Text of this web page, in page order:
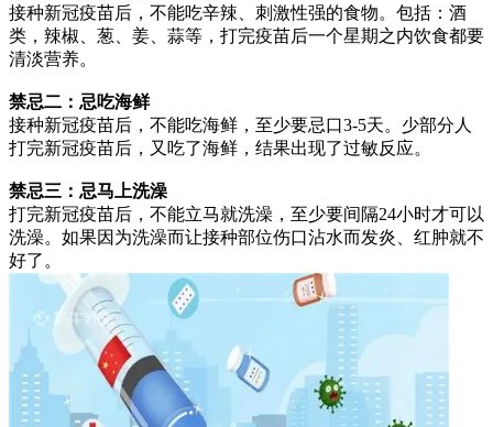
接种新冠疫苗后，不能吃辛辣、刺激性强的食物。包括：酒
类，辣椒、葱、姜、蒜等，打完疫苗后一个星期之内饮食都要
清淡营养。
禁忌二：忌吃海鲜
接种新冠疫苗后，不能吃海鲜，至少要忌口3-5天。少部分人
打完新冠疫苗后，又吃了海鲜，结果出现了过敏反应。
禁忌三：忌马上洗澡
打完新冠疫苗后，不能立马就洗澡，至少要间隔24小时才可以
洗澡。如果因为洗澡而让接种部位伤口沾水而发炎、红肿就不
好了。